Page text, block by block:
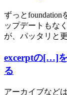
ずっとfoundation
ップデートもな
が、パッタリと
excerptの[…]
る
アーカイブなど